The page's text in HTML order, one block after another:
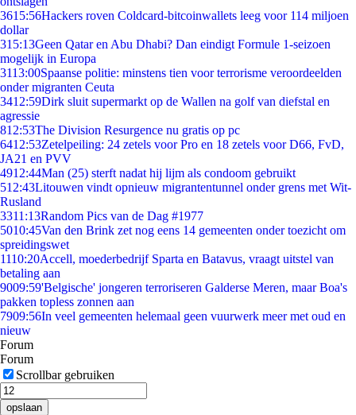
3615:56Hackers roven Coldcard-bitcoinwallets leeg voor 114 miljoen
dollar
315:13Geen Qatar en Abu Dhabi? Dan eindigt Formule 1-seizoen
mogelijk in Europa
3113:00Spaanse politie: minstens tien voor terrorisme veroordeelden
onder migranten Ceuta
3412:59Dirk sluit supermarkt op de Wallen na golf van diefstal en
agressie
812:53The Division Resurgence nu gratis op pc
6412:53Zetelpeiling: 24 zetels voor Pro en 18 zetels voor D66, FvD,
JA21 en PVV
4912:44Man (25) sterft nadat hij lijm als condoom gebruikt
512:43Litouwen vindt opnieuw migrantentunnel onder grens met Wit-
Rusland
3311:13Random Pics van de Dag #1977
5010:45Van den Brink zet nog eens 14 gemeenten onder toezicht om
spreidingswet
1110:20Accell, moederbedrijf Sparta en Batavus, vraagt uitstel van
betaling aan
9009:59'Belgische' jongeren terroriseren Galderse Meren, maar Boa's
pakken topless zonnen aan
7909:56In veel gemeenten helemaal geen vuurwerk meer met oud en
nieuw
Forum
Forum
Scrollbar gebruiken
opslaan